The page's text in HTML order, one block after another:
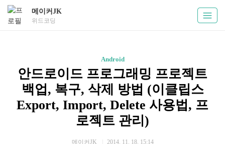
메이커JK
위드코딩
Android
안드로이드 프로그래밍 프로젝트
백업, 복구, 삭제 방법 (이클립스
Export, Import, Delete 사용법, 프
로젝트 관리)
메이커JK 2014. 11. 18. 15:14